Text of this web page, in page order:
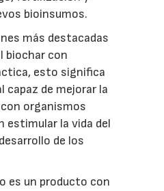
bioinsumos.
más destacadas
biochar con
esto significa
capaz de mejorar la
organismos
estimular la vida del
de los
es un producto con